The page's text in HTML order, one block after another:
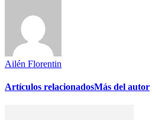
Ailén Florentin
Artículos relacionadosMás del autor